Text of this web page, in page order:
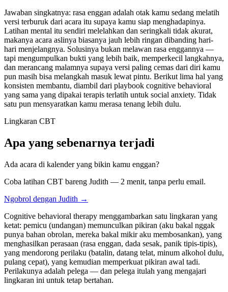
Jawaban singkatnya: rasa enggan adalah otak kamu sedang melatih
versi terburuk dari acara itu supaya kamu siap menghadapinya.
Latihan mental itu sendiri melelahkan dan seringkali tidak akurat,
makanya acara aslinya biasanya jauh lebih ringan dibanding hari-
hari menjelangnya. Solusinya bukan melawan rasa enggannya —
tapi mengumpulkan bukti yang lebih baik, memperkecil langkahnya,
dan merancang malamnya supaya versi paling cemas dari diri kamu
pun masih bisa melangkah masuk lewat pintu. Berikut lima hal yang
konsisten membantu, diambil dari playbook cognitive behavioral
yang sama yang dipakai terapis terlatih untuk social anxiety. Tidak
satu pun mensyaratkan kamu merasa tenang lebih dulu.
Lingkaran CBT
Apa yang sebenarnya terjadi
Ada acara di kalender yang bikin kamu enggan?
Coba latihan CBT bareng Judith — 2 menit, tanpa perlu email.
Ngobrol dengan Judith →
Cognitive behavioral therapy menggambarkan satu lingkaran yang
ketat: pemicu (undangan) memunculkan pikiran (aku bakal nggak
punya bahan obrolan, mereka bakal mikir aku membosankan), yang
menghasilkan perasaan (rasa enggan, dada sesak, panik tipis-tipis),
yang mendorong perilaku (batalin, datang telat, minum alkohol dulu,
pulang cepat), yang kemudian memperkuat pikiran awal tadi.
Perilakunya adalah pelega — dan pelega itulah yang mengajari
lingkaran ini untuk tetap bertahan.